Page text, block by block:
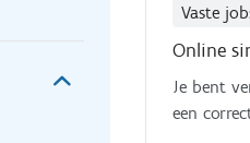
Vaste
Online
Je bent
een